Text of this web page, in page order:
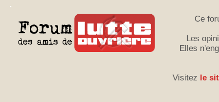
Ce
Les
Elles
Visitez le